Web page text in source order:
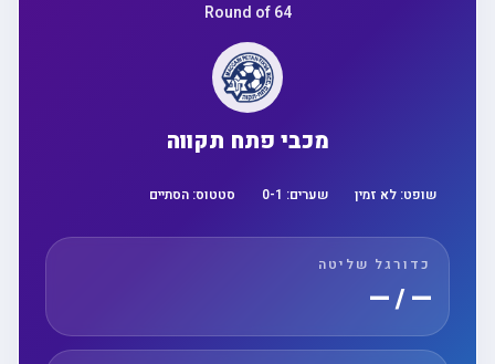
Round of 64
מכבי פתח תקווה
שופט:לא זמין שערים: 0 -1 סטטוס:הסתיים
כדורגל שליטה
— / —